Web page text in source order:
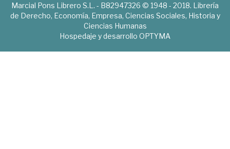
Marcial Pons Librero S.L. - B82947326 © 1948 - 2018. Librería
de Derecho, Economía, Empresa, Ciencias Sociales, Historia y
Ciencias Humanas
Hospedaje y desarrollo OPTYMA